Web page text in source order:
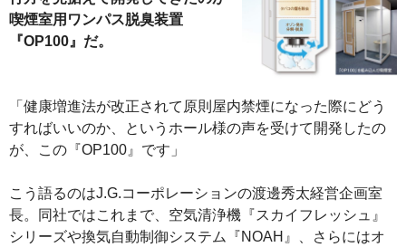
喫煙室用ワンパス脱臭装置
『OP100』だ。
「健康増進法が改正されて原則屋内禁煙になった際にどう
すればいいのか、というホール様の声を受けて開発したの
が、この『OP100』です」
こう語るのはJ.G.コーポレーションの渡邊秀太経営企画室
長。同社ではこれまで、空気清浄機『スカイフレッシュ』
シリーズや換気自動制御システム『NOAH』、さらにはオ